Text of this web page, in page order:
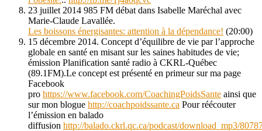
23 juillet 2014 985 FM débat dans Isabelle Maréchal avec
Marie-Claude Lavallée.
Les boissons énergisantes: attention à la dépendance! (20:00)
15 décembre 2014. Concept d’équilibre de vie par l’approche
globale en santé en misant sur les saines habitudes de vie;
émission Planification santé radio à CKRL-Québec
(89.1FM).Le concept est présenté en primeur sur ma page
Facebook
pro https://www.facebook.com/CoachingPoidsSante ainsi que
sur mon blogue http://coachpoidssante.ca Pour réécouter
l’émission en balado
diffusion http://balado.ckrl.qc.ca/podcast/download_mp3/